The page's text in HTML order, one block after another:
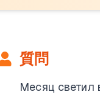
質問
Месяц светил